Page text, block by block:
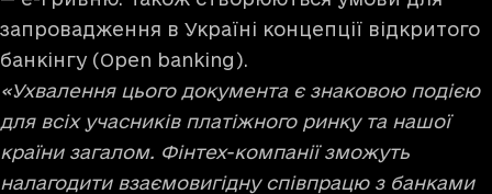
запровадження в Україні концепції відкритого
банкінгу (Open banking).
«Ухвалення цього документа є знаковою подією
для всіх учасників платіжного ринку та нашої
країни загалом. Фінтех-компанії зможуть
налагодити взаємовигідну співпрацю з банками